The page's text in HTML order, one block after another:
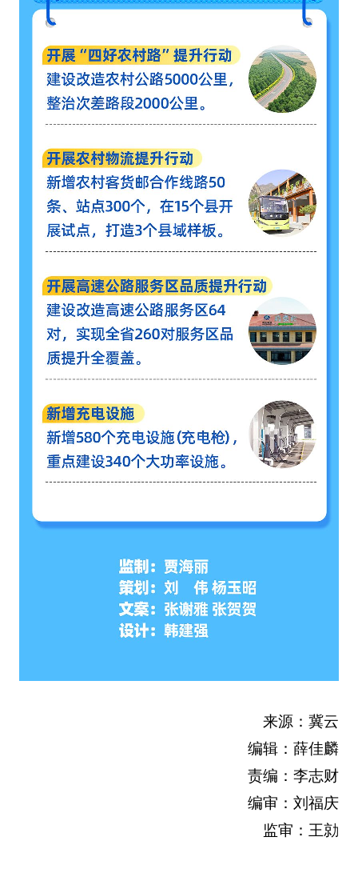
来源：冀云
编辑：薛佳麟
责编：李志财
编审：刘福庆
监审：王勍